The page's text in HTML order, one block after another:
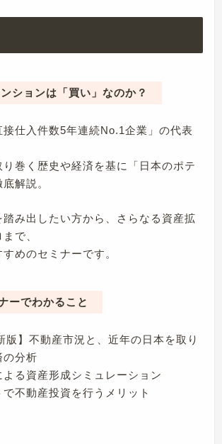
ションは「買い」なのか？
接仕入件数5年連続No.1企業」の代表
巻く歴史や経済を基に「日本のポテ
解説。
み出したい方から、さらなる資産拡
で、
めのセミナーです。
ーでわかること
版】不動産市況と、近年の日本を取り
の分析
よる資産形成シミュレーション
で不動産投資を行うメリット